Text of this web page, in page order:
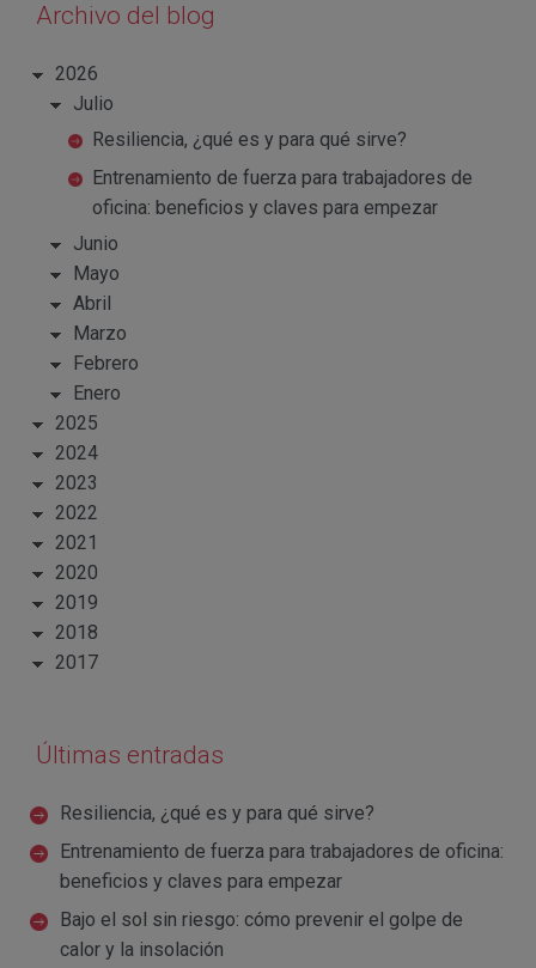
Archivo del blog
2026
Julio
Resiliencia, ¿qué es y para qué sirve?
Entrenamiento de fuerza para trabajadores de
oficina: beneficios y claves para empezar
Junio
Mayo
Abril
Marzo
Febrero
Enero
2025
2024
2023
2022
2021
2020
2019
2018
2017
Últimas entradas
Resiliencia, ¿qué es y para qué sirve?
Entrenamiento de fuerza para trabajadores de oficina:
beneficios y claves para empezar
Bajo el sol sin riesgo: cómo prevenir el golpe de
calor y la insolación